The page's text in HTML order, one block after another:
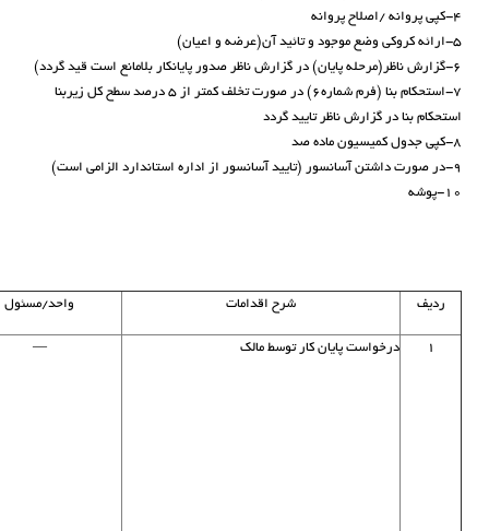
۴-کپی پروانه /اصلاح پروانه
۵-ارائه کروکی وضع موجود و تائید آن(عرضه و اعیان)
۶-گزارش ناظر(مرحله پایان) در گزارش ناظر صدور پایانکار بلامانع است قید گردد)
۷-استحکام بنا (فرم شماره۶) در صورت تخلف کمتر از ۵ درصد سطح کل زیربنا
استحکام بنا در گزارش ناظر تایید گردد
۸-کپی جدول کمیسیون ماده صد
۹-در صورت داشتن آسانسور (تایید آسانسور از اداره استاندارد الزامی است)
۱۰-پوشه
ردیف شرح اقدامات واحد/مسئول
۱ درخواست پایان کار توسط مالک —